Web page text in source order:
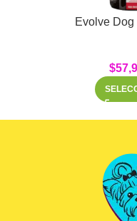
Evolve
$